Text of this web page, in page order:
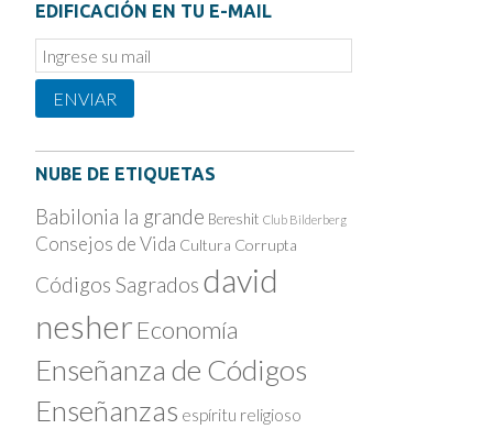
EDIFICACIÓN EN TU E-MAIL
Email
Subscription
ENVIAR
NUBE DE ETIQUETAS
Babilonia la grande Bereshit Club Bilderberg
Consejos de Vida Cultura Corrupta
Códigos Sagrados david
nesher Economía
Enseñanza de Códigos
Enseñanzas espíritu religioso